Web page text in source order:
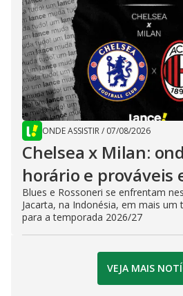
ONDE ASSISTIR/ 07/08/2026
Chelsea x Milan:
horário e prováveis
Blues e Rossoneri se enfrentam
Jacarta, na Indonésia, em mais um
para a temporada 2026/27
VEJA MAIS